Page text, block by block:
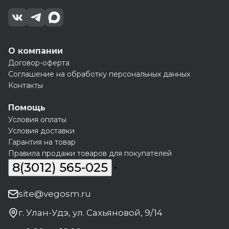
О компании
Договор-оферта
Соглашение на обработку персональных данных
Контакты
Помощь
Условия оплаты
Условия доставки
Гарантия на товар
Правила продажи товаров для покупателей
8(3012) 565-025
site@vegosm.ru
г. Улан-Удэ, ул. Сахьяновой, 9/14